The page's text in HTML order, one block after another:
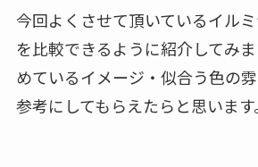
今回よくさせて頂いているイル
を比較できるように紹介してみ
めているイメージ・似合う色の
参考にしてもらえたらと思います